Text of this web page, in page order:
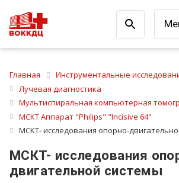
Главная
Инструментальные
Лучевая диагностика
Мультиспиральная компьютерная
МСКТ Аппарат "Philips" "Incisive 64"
МСКТ- исследования опорно-
МСКТ- исследования
двигательной системы